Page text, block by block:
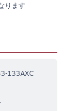
ります
133AXC